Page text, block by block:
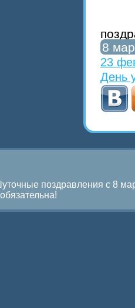
8
23
День
поздравления с 8